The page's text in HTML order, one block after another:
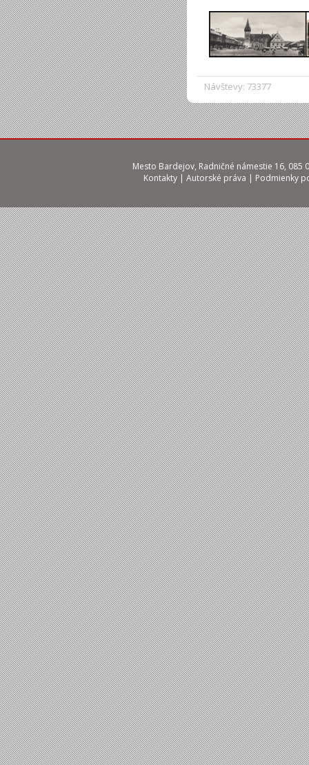
Návštevy: 73377
Mesto Bardejov, Radničné námestie 16, 085
Kontakty | Autorské práva | Podmienky